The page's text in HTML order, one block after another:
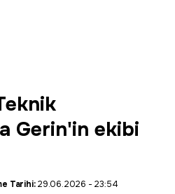
Gerin'in ekibi
Tarihi:29.06.2026 - 23:54